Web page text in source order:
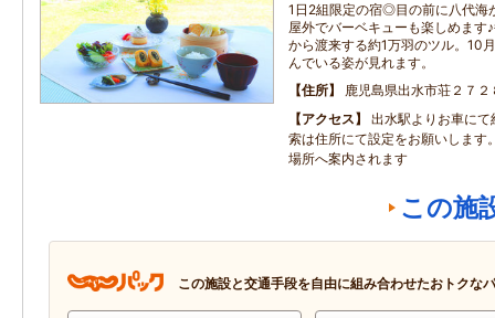
1日2組限定の宿◎目の前に八代海
屋外でバーベキューも楽しめます
から渡来する約1万羽のツル。10
んでいる姿が見れます。
住所
鹿児島県出水市荘２７２
アクセス
出水駅よりお車に
索は住所にて設定をお願いします
場所へ案内されます
この施
この施設と交通手段を自由に組み合わせたおトクな